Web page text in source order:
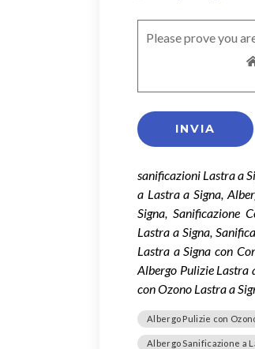
Please prove you
sanificazioni Lastra a
a Lastra a Signa,
Signa, Sanificazione
Lastra a Signa,
Lastra a Signa con
Albergo Pulizie Lastra
con Ozono Lastra a
Albergo Pulizie con
Albergo Sanificazione a